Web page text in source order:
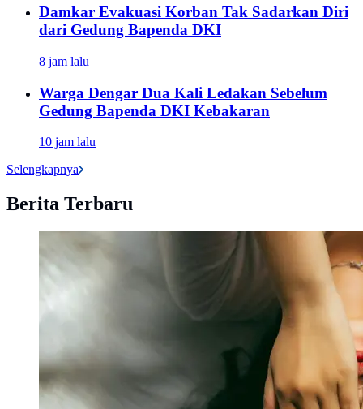
Damkar Evakuasi Korban Tak Sadarkan Diri
dari Gedung Bapenda DKI
8 jam lalu
Warga Dengar Dua Kali Ledakan Sebelum
Gedung Bapenda DKI Kebakaran
10 jam lalu
Selengkapnya
Berita Terbaru